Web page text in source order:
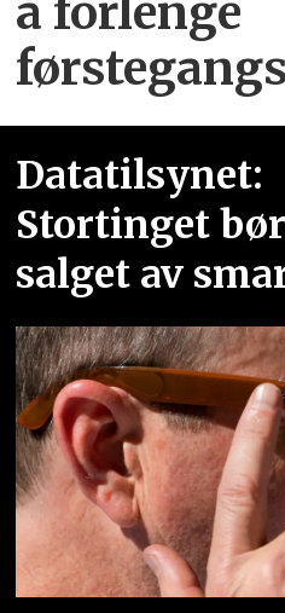
å forlenge
Datatilsynet:
Stortinget
salget av